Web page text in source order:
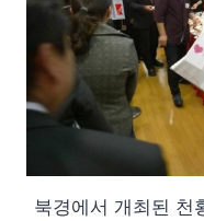
북경에서 개최된 천